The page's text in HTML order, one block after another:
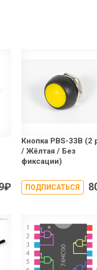
₽
Кнопка PBS-33B (2
/ Жёлтая / Без
фиксации)
ПОДПИСАТЬСЯ